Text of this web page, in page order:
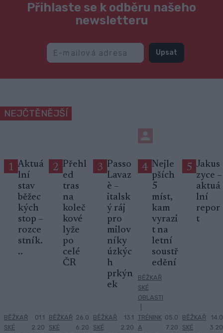
Přihlaste se k odběru našeho
newsletteru
Upsat
NEJČTĚNĚJŠÍ
1 Aktuá
lní
stav
běžec
kých
stop –
rozce
stník.
..
BĚŽKAŘ
SKÉ
01.1
2.20
2 Přehl
ed
tras
na
koleč
kové
lyže
po
celé
ČR
BĚŽKAŘ
SKÉ
26.0
6.20
3 Passo
Lavaz
è –
italsk
ý ráj
pro
milov
níky
úzkýc
h
prkýn
ek
BĚŽKAŘ
SKÉ
13.1
2.20
4 Nejle
pších
5
míst,
kam
vyrazi
t na
letní
soustř
edění
BĚŽKAŘ
SKÉ
OBLASTI
TRÉNINK
A
05.0
7.20
5 Jakus
zyce –
aktuá
lní
repor
t
BĚŽKAŘ
SKÉ
14.0
3.20